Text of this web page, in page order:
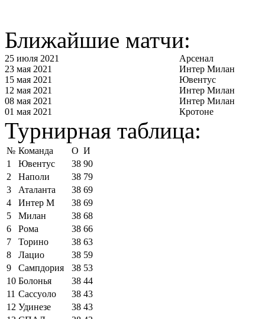
Ближайшие матчи:
25 июля 2021
Арсенал
23 мая 2021
Интер Милан
15 мая 2021
Ювентус
12 мая 2021
Интер Милан
08 мая 2021
Интер Милан
01 мая 2021
Кротоне
Турнирная таблица:
№ Команда О И
1
Ювентус 38 90
2
Наполи 38 79
3
Аталанта 38 69
4
Интер М 38 69
5
Милан 38 68
6
Рома 38 66
7
Торино 38 63
8
Лацио 38 59
9
Сампдория 38 53
10 Болонья 38 44
11 Сассуоло 38 43
12 Удинезе 38 43